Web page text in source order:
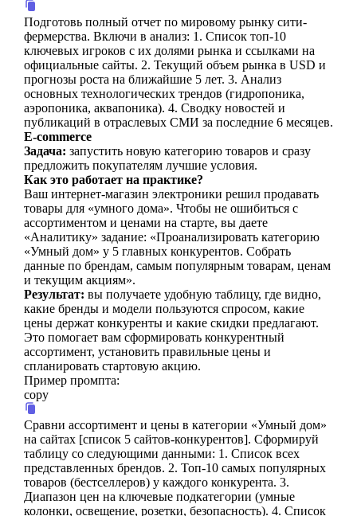
Подготовь полный отчет по мировому рынку сити-
фермерства. Включи в анализ: 1. Список топ-10
ключевых игроков с их долями рынка и ссылками на
официальные сайты. 2. Текущий объем рынка в USD и
прогнозы роста на ближайшие 5 лет. 3. Анализ
основных технологических трендов (гидропоника,
аэропоника, аквапоника). 4. Сводку новостей и
публикаций в отраслевых СМИ за последние 6 месяцев.
E-commerce
Задача: запустить новую категорию товаров и сразу
предложить покупателям лучшие условия.
Как это работает на практике?
Ваш интернет-магазин электроники решил продавать
товары для «умного дома». Чтобы не ошибиться с
ассортиментом и ценами на старте, вы даете
«Аналитику» задание: «Проанализировать категорию
«Умный дом» у 5 главных конкурентов. Собрать
данные по брендам, самым популярным товарам, ценам
и текущим акциям».
Результат: вы получаете удобную таблицу, где видно,
какие бренды и модели пользуются спросом, какие
цены держат конкуренты и какие скидки предлагают.
Это помогает вам сформировать конкурентный
ассортимент, установить правильные цены и
спланировать стартовую акцию.
Пример промпта:
copy
Сравни ассортимент и цены в категории «Умный дом»
на сайтах [список 5 сайтов-конкурентов]. Сформируй
таблицу со следующими данными: 1. Список всех
представленных брендов. 2. Топ-10 самых популярных
товаров (бестселлеров) у каждого конкурента. 3.
Диапазон цен на ключевые подкатегории (умные
колонки, освещение, розетки, безопасность). 4. Список